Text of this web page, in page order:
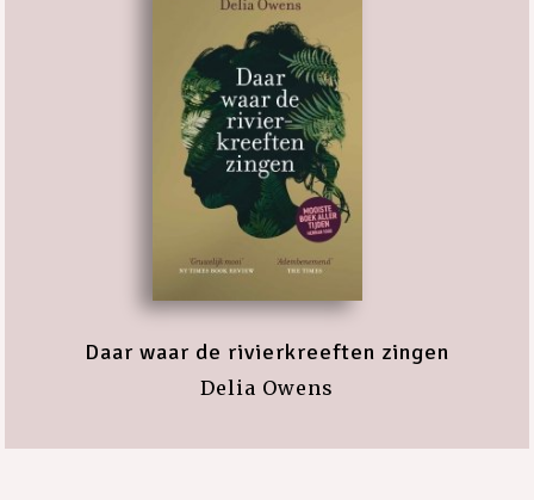
Daar waar de rivierkreeften zingen
Delia Owens